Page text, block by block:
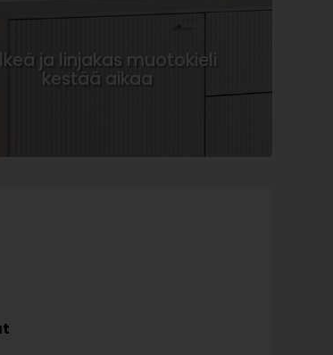
ja linjakas muotokieli
kestää aikaa